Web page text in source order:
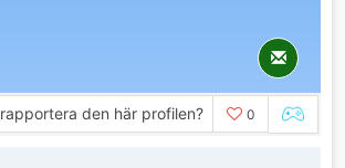
rapportera den här profilen? 0